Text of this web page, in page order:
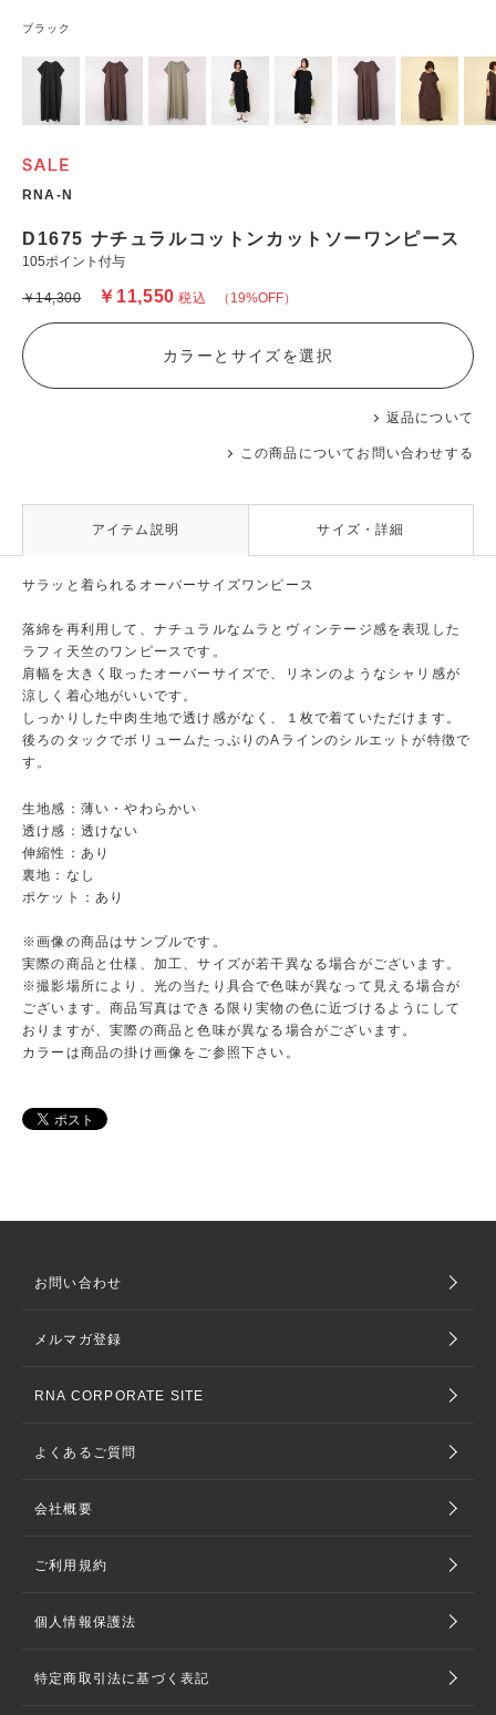
ブラック
RNA-N
D1675 ナチュラルコットンカットソーワンピース
105ポイント付与
（19%OFF）
￥11,550 税込
￥14,300
返品について
この商品についてお問い合わせする
カラーとサイズを選択
アイテム説明 サイズ・詳細
サラッと着られるオーバーサイズワンピース
落綿を再利用して、ナチュラルなムラとヴィンテージ感を表現した
ラフィ天竺のワンピースです。
肩幅を大きく取ったオーバーサイズで、リネンのようなシャリ感が
涼しく着心地がいいです。
しっかりした中肉生地で透け感がなく、１枚で着ていただけます。
後ろのタックでボリュームたっぷりのAラインのシルエットが特徴で
す。
生地感：薄い・やわらかい
透け感：透けない
伸縮性：あり
裏地：なし
ポケット：あり
※画像の商品はサンプルです。
実際の商品と仕様、加工、サイズが若干異なる場合がございます。
※撮影場所により、光の当たり具合で色味が異なって見える場合が
ございます。商品写真はできる限り実物の色に近づけるようにして
おりますが、実際の商品と色味が異なる場合がございます。
カラーは商品の掛け画像をご参照下さい。
お問い合わせ
メルマガ登録
RNA CORPORATE SITE
よくあるご質問
会社概要
ご利用規約
個人情報保護法
特定商取引法に基づく表記